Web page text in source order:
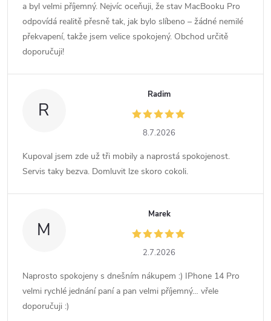
a byl velmi příjemný. Nejvíc oceňuji, že stav MacBooku Pro
odpovídá realitě přesně tak, jak bylo slíbeno – žádné nemilé
překvapení, takže jsem velice spokojený. Obchod určitě
doporučuji!
R
Radim
8.7.2026
Kupoval jsem zde už tři mobily a naprostá spokojenost.
Servis taky bezva. Domluvit lze skoro cokoli.
M
Marek
2.7.2026
Naprosto spokojeny s dnešním nákupem :) IPhone 14 Pro
velmi rychlé jednání paní a pan velmi příjemný… vřele
doporučuji :)